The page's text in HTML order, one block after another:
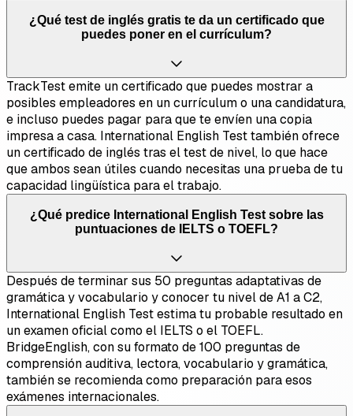
¿Qué test de inglés gratis te da un certificado que
puedes poner en el currículum?
TrackTest emite un certificado que puedes mostrar a
posibles empleadores en un currículum o una candidatura,
e incluso puedes pagar para que te envíen una copia
impresa a casa. International English Test también ofrece
un certificado de inglés tras el test de nivel, lo que hace
que ambos sean útiles cuando necesitas una prueba de tu
capacidad lingüística para el trabajo.
¿Qué predice International English Test sobre las
puntuaciones de IELTS o TOEFL?
Después de terminar sus 50 preguntas adaptativas de
gramática y vocabulario y conocer tu nivel de A1 a C2,
International English Test estima tu probable resultado en
un examen oficial como el IELTS o el TOEFL.
BridgeEnglish, con su formato de 100 preguntas de
comprensión auditiva, lectora, vocabulario y gramática,
también se recomienda como preparación para esos
exámenes internacionales.